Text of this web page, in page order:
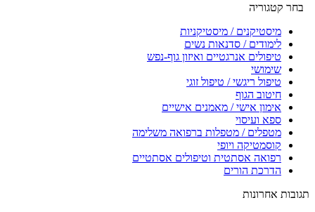
בחר קטגוריה
מיסטיקנים / מיסטיקניות
לימודים / סדנאות נשים
טיפולים אנרגטיים ואיזון גוף-נפש
שימושי
טיפול ריגשי / טיפול זוגי
חיטוב הגוף
אימון אישי / מאמנים אישיים
ספא ועיסוי
מטפלים / מטפלות ברפואה משלימה
קוסמטיקה ויופי
רפואה אסתטית וטיפולים אסתטיים
הדרכת הורים
תגובות אחרונות